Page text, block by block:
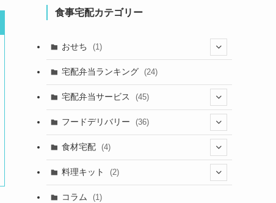
食事宅配カテゴリー
おせち (1)
(1)
宅配弁当ランキング (24)
宅配弁当サービス (45)
(1)
フードデリバリー (36)
(6)
食材宅配 (4)
(3)
料理キット (2)
コラム (1)